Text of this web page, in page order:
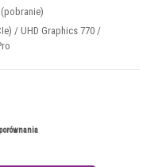
/ UHD Graphics 770 /